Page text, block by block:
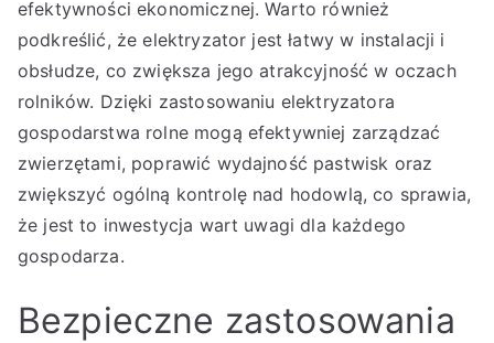
efektywności ekonomicznej. Warto również
podkreślić, że elektryzator jest łatwy w instalacji i
obsłudze, co zwiększa jego atrakcyjność w oczach
rolników. Dzięki zastosowaniu elektryzatora
gospodarstwa rolne mogą efektywniej zarządzać
zwierzętami, poprawić wydajność pastwisk oraz
zwiększyć ogólną kontrolę nad hodowlą, co sprawia,
że jest to inwestycja wart uwagi dla każdego
gospodarza.
Bezpieczne zastosowania